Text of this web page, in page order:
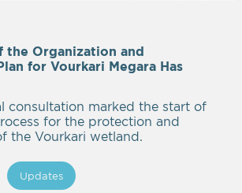
the Organization and
for Vourkari Megara Has
consultation marked the start of
for the protection and
the Vourkari wetland.
Updates